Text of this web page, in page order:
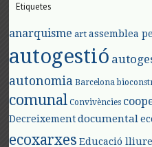
Etiquetes
anarquisme art assemblea
autogestió
autonomia Barcelona
comunal Convivències
Decreixement documental
ecoxarxes Educació lliure